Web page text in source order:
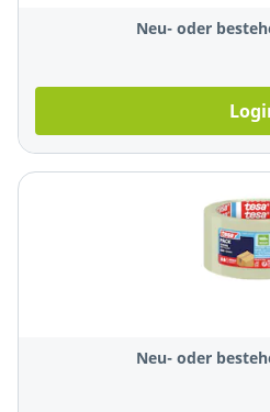
Neu- oder
Neu- oder